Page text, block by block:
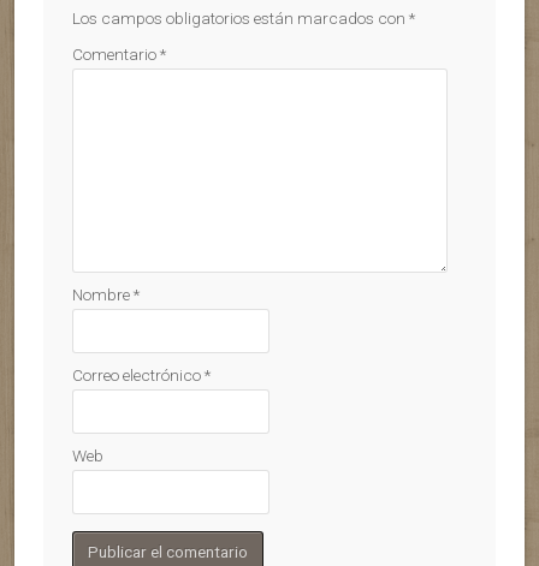
Los campos obligatorios están marcados con *
Comentario*
Nombre*
Correo electrónico*
Web